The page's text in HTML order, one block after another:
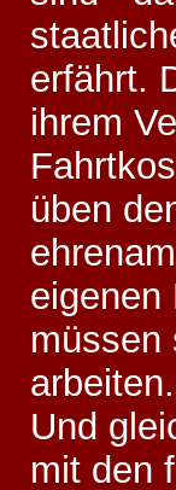
erfährt.
ihrem
üben
eigenen
müssen
arbeiten.
Und
mit den